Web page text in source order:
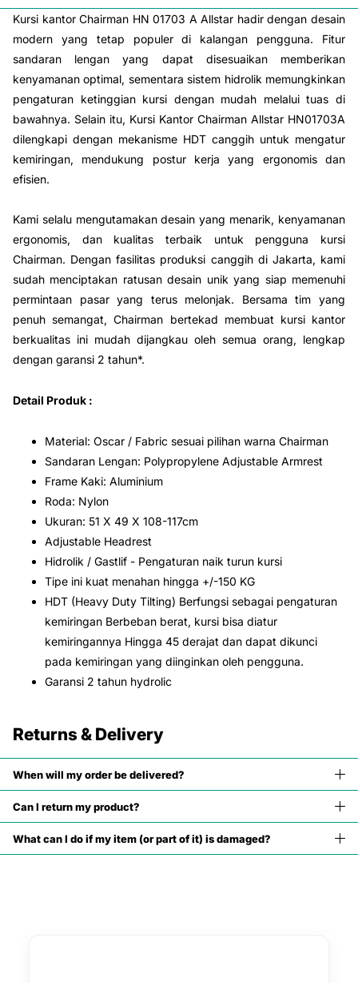
Kursi kantor Chairman HN 01703 A Allstar hadir dengan desain
modern yang tetap populer di kalangan pengguna. Fitur
sandaran lengan yang dapat disesuaikan memberikan
kenyamanan optimal, sementara sistem hidrolik memungkinkan
pengaturan ketinggian kursi dengan mudah melalui tuas di
bawahnya. Selain itu, Kursi Kantor Chairman Allstar HN01703A
dilengkapi dengan mekanisme HDT canggih untuk mengatur
kemiringan, mendukung postur kerja yang ergonomis dan
efisien.
Kami selalu mengutamakan desain yang menarik, kenyamanan
ergonomis, dan kualitas terbaik untuk pengguna kursi
Chairman. Dengan fasilitas produksi canggih di Jakarta, kami
sudah menciptakan ratusan desain unik yang siap memenuhi
permintaan pasar yang terus melonjak. Bersama tim yang
penuh semangat, Chairman bertekad membuat kursi kantor
berkualitas ini mudah dijangkau oleh semua orang, lengkap
dengan garansi 2 tahun*.
Detail Produk :
Material: Oscar / Fabric sesuai pilihan warna Chairman
Sandaran Lengan: Polypropylene Adjustable Armrest
Frame Kaki: Aluminium
Roda: Nylon
Ukuran: 51 X 49 X 108-117cm
Adjustable Headrest
Hidrolik / Gastlif - Pengaturan naik turun kursi
Tipe ini kuat menahan hingga +/-150 KG
HDT (Heavy Duty Tilting) Berfungsi sebagai pengaturan
kemiringan Berbeban berat, kursi bisa diatur
kemiringannya Hingga 45 derajat dan dapat dikunci
pada kemiringan yang diinginkan oleh pengguna.
Garansi 2 tahun hydrolic
Returns & Delivery
When will my order be delivered?
Can I return my product?
What can I do if my item (or part of it) is damaged?